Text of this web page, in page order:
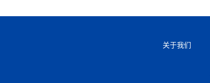
关于我们